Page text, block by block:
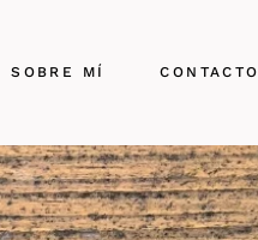
SOBRE MÍ CONTACTO